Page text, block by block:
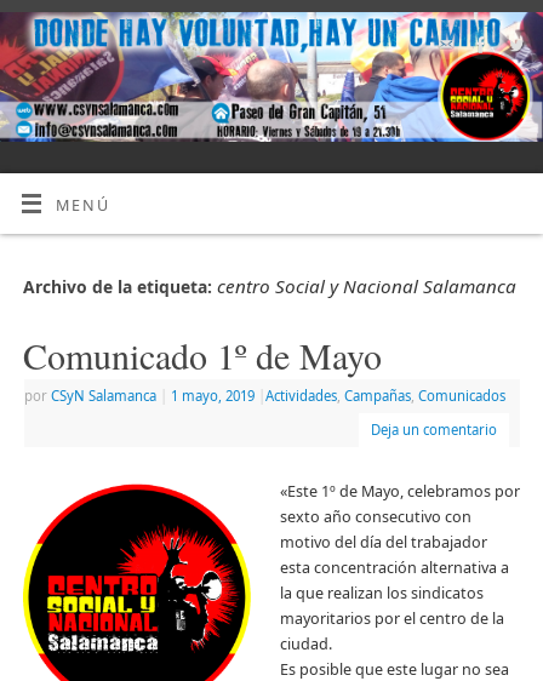
MENÚ
Archivo de la etiqueta: centro Social y Nacional Salamanca
Comunicado 1º de Mayo
por CSyN Salamanca 1 mayo, 2019 Actividades, Campañas, Comunicados
Deja un comentario
«Este 1º de Mayo, celebramos por
sexto año consecutivo con
motivo del día del trabajador
esta concentración alternativa a
la que realizan los sindicatos
mayoritarios por el centro de la
ciudad.
Es posible que este lugar no sea